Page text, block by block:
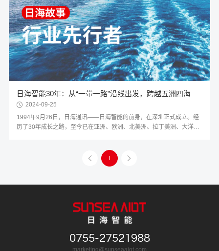
日海智能30年：从“一带一路”沿线出发，跨越五洲四海
2024-09-25
1994年9月26日，日海通讯——日海智能的前身，在深圳正式成立。经
历了30年成长之路，至今已在亚洲、欧洲、北美洲、拉丁美洲、大洋洲
1
0755-27521988
marketing@sunseaaiot.com